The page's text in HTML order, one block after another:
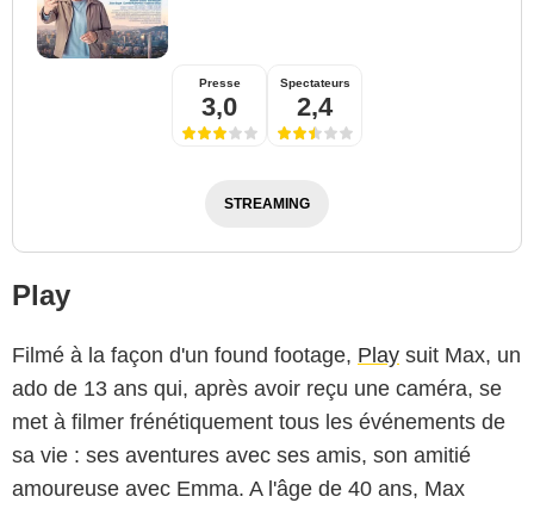
Presse
3,0
Spectateurs
2,4
STREAMING
Play
Filmé à la façon d'un found footage, Play suit Max, un
ado de 13 ans qui, après avoir reçu une caméra, se
met à filmer frénétiquement tous les événements de
sa vie : ses aventures avec ses amis, son amitié
amoureuse avec Emma. A l'âge de 40 ans, Max